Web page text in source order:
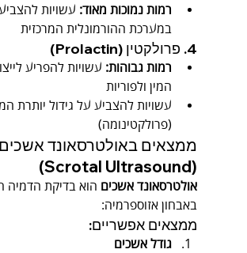
רמות נמוכות מאוד: עשויות
במערכת ההורמונלית המרכזית
4. פרולקטין (Prolactin)
רמות גבוהות: עשויות להפריע
המין ולפוריות
עשויות להצביע על גידול יותרת
(פרולקטינומה)
ממצאים באולטרסאונד אשכים
(Scrotal Ultrasound)
אולטרסאונד אשכים הוא בדיקת הדמיה
באבחון אזוספרמיה:
ממצאים אפשריים:
גודל אשכים